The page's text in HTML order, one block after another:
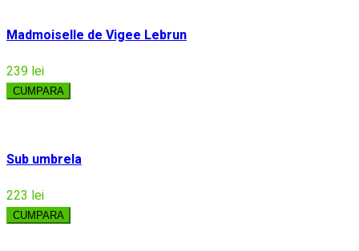
Madmoiselle de Vigee Lebrun
239 lei
CUMPARA
Sub umbrela
223 lei
CUMPARA